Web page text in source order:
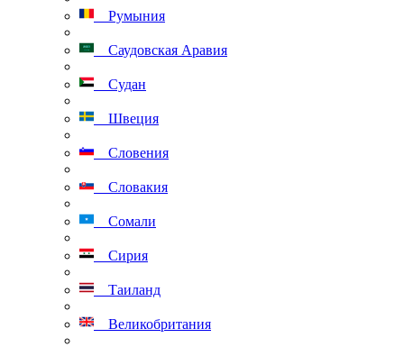
Румыния
Саудовская Аравия
Судан
Швеция
Словения
Словакия
Сомали
Сирия
Таиланд
Великобритания